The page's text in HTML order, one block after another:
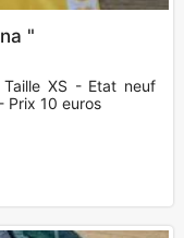
"
XS - Etat neuf
Prix 10 euros